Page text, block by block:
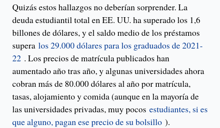
Quizás estos hallazgos no deberían sorprender. La
deuda estudiantil total en EE. UU. ha superado los 1,6
billones de dólares, y el saldo medio de los préstamos
supera los 29.000 dólares para los graduados de 2021-
22 . Los precios de matrícula publicados han
aumentado año tras año, y algunas universidades ahora
cobran más de 80.000 dólares al año por matrícula,
tasas, alojamiento y comida (aunque en la mayoría de
las universidades privadas, muy pocos estudiantes, si es
que alguno, pagan ese precio de su bolsillo ).